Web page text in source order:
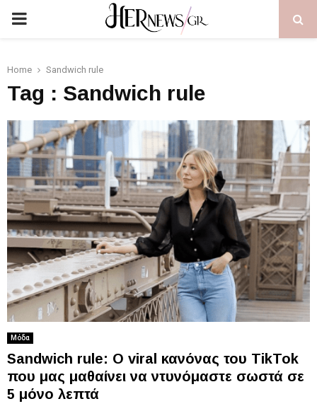
PRIMARY
Home Sandwich rule
Tag : Sandwich rule
Μόδα
Sandwich rule: O viral κανόνας του ΤikTok
που μας μαθαίνει να ντυνόμαστε σωστά σε
5 μόνο λεπτά